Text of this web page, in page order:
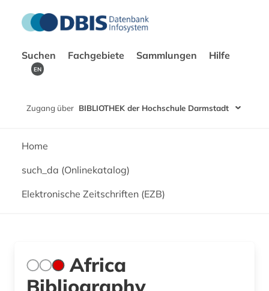
Suchen Fachgebiete Sammlungen Hilfe
EN
Zugang über BIBLIOTHEK der Hochschule Darmstadt
Home
such_da (Onlinekatalog)
Elektronische Zeitschriften (EZB)
Africa